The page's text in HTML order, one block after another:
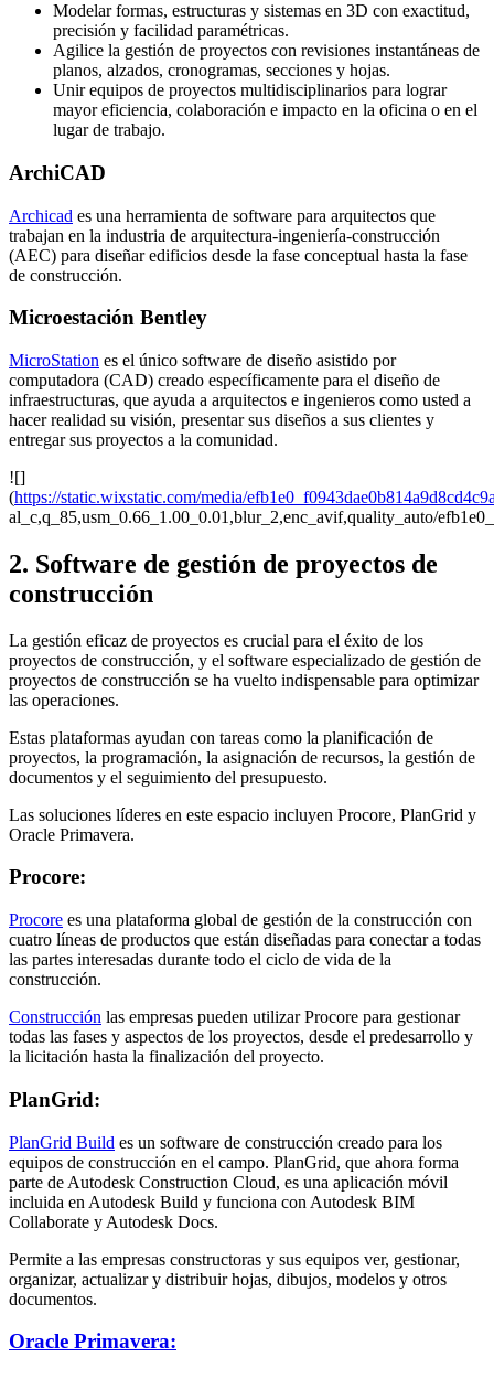
Modelar formas, estructuras y sistemas en 3D con exactitud,
precisión y facilidad paramétricas.
Agilice la gestión de proyectos con revisiones instantáneas de
planos, alzados, cronogramas, secciones y hojas.
Unir equipos de proyectos multidisciplinarios para lograr
mayor eficiencia, colaboración e impacto en la oficina o en el
lugar de trabajo.
ArchiCAD
Archicad es una herramienta de software para arquitectos que
trabajan en la industria de arquitectura-ingeniería-construcción
(AEC) para diseñar edificios desde la fase conceptual hasta la fase
de construcción.
Microestación Bentley
MicroStation es el único software de diseño asistido por
computadora (CAD) creado específicamente para el diseño de
infraestructuras, que ayuda a arquitectos e ingenieros como usted a
hacer realidad su visión, presentar sus diseños a sus clientes y
entregar sus proyectos a la comunidad.
![]
(https://static.wixstatic.com/media/
al_c,q_85,usm_0.66_1.00_0.01,blur_2,enc_avif,quality_auto/
2. Software de gestión de proyectos de
construcción
La gestión eficaz de proyectos es crucial para el éxito de los
proyectos de construcción, y el software especializado de gestión de
proyectos de construcción se ha vuelto indispensable para optimizar
las operaciones.
Estas plataformas ayudan con tareas como la planificación de
proyectos, la programación, la asignación de recursos, la gestión de
documentos y el seguimiento del presupuesto.
Las soluciones líderes en este espacio incluyen Procore, PlanGrid y
Oracle Primavera.
Procore:
Procore es una plataforma global de gestión de la construcción con
cuatro líneas de productos que están diseñadas para conectar a todas
las partes interesadas durante todo el ciclo de vida de la
construcción.
Construcción las empresas pueden utilizar Procore para gestionar
todas las fases y aspectos de los proyectos, desde el predesarrollo y
la licitación hasta la finalización del proyecto.
PlanGrid:
PlanGrid Build es un software de construcción creado para los
equipos de construcción en el campo. PlanGrid, que ahora forma
parte de Autodesk Construction Cloud, es una aplicación móvil
incluida en Autodesk Build y funciona con Autodesk BIM
Collaborate y Autodesk Docs.
Permite a las empresas constructoras y sus equipos ver, gestionar,
organizar, actualizar y distribuir hojas, dibujos, modelos y otros
documentos.
Oracle Primavera: